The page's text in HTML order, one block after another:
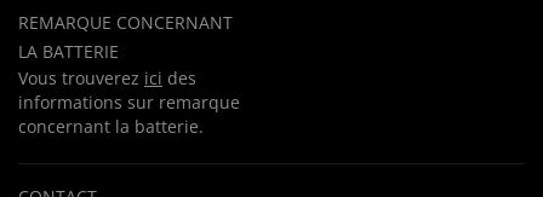
REMARQUE CONCERNANT
LA BATTERIE
Vous trouverez ici des
informations sur remarque
concernant la batterie.